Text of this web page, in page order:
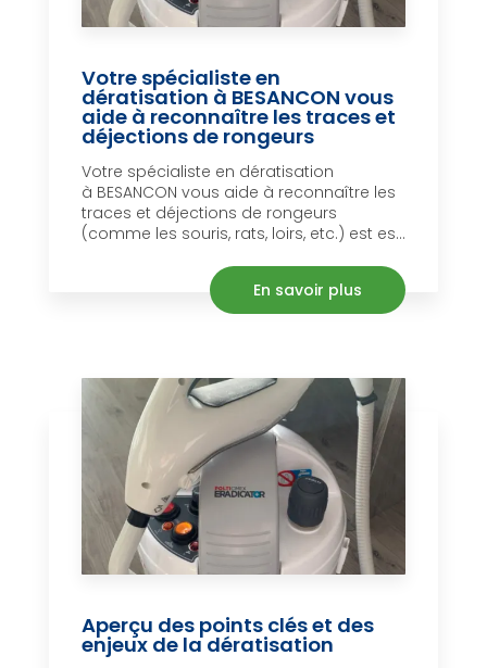
Votre spécialiste en
dératisation à BESANCON vous
aide à reconnaître les traces et
déjections de rongeurs
Votre spécialiste en dératisation
à BESANCON vous aide à reconnaître les
traces et déjections de rongeurs
(comme les souris, rats, loirs, etc.) est es...
En savoir plus
Aperçu des points clés et des
enjeux de la dératisation